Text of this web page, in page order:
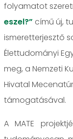
folyamatot
eszel?” című új,
ismeretterjesztő
Élettudományi
meg, a Nemzeti
Hivatal
támogatásával.
A MATE